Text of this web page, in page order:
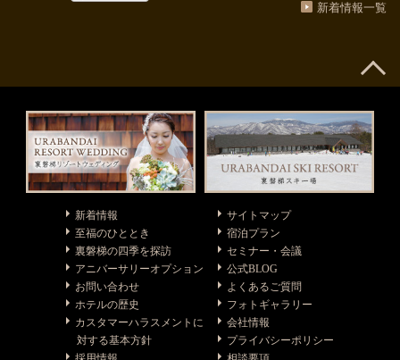
新着情報一覧
新着情報
至福のひととき
裏磐梯の四季を探訪
アニバーサリーオプション
お問い合わせ
ホテルの歴史
カスタマーハラスメントに
対する基本方針
サイトマップ
宿泊プラン
セミナー・会議
公式BLOG
よくあるご質問
フォトギャラリー
会社情報
プライバシーポリシー